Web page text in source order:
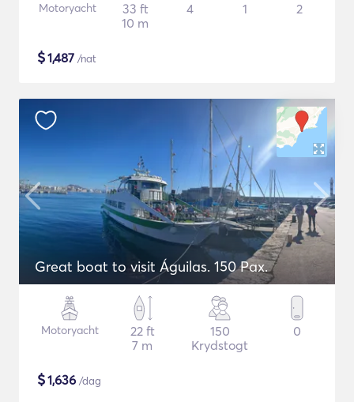
Motoryacht
33 ft
10 m
4 1 2
$1,487 /nat
Great boat to visit Águilas. 150 Pax.
Motoryacht
22 ft
7 m
150
Krydstogt
0
$1,636 /dag